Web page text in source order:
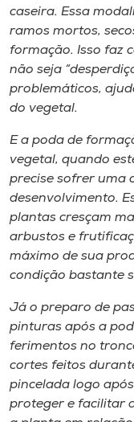
caseira. Essa
ramos mortos,
formação. Isso faz
não seja
problemáticos,
do vegetal.
E a poda de
vegetal, quando
precise sofrer uma
desenvolvimento.
plantas cresçam
arbustos e
máximo de sua
condição bastante
Já o preparo de
pinturas após a
ferimentos no
cortes feitos
pincelada logo
proteger e facilitar